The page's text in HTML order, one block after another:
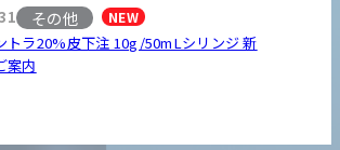
その他 NEW
トラ20%皮下注 10g/50mLシリンジ 新
案内